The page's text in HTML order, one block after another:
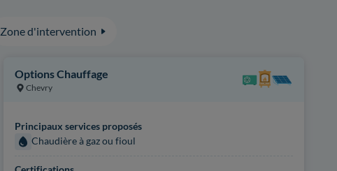
Zone d'intervention
Options Chauffage
Chevry
Principaux services proposés
Chaudière à gaz ou fioul